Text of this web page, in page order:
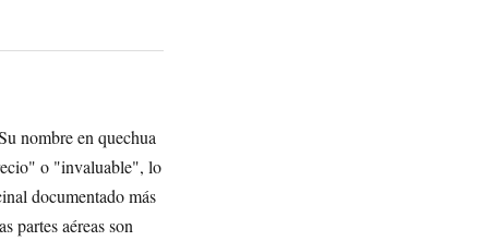
nombre en quechua
o "invaluable", lo
documentado más
partes aéreas son